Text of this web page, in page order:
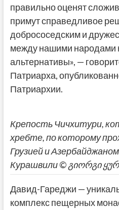
правильно оценят
примут справедливое
добрососедским и
между нашими народами
альтернативы», —
Патриарха,
Патриархии.
Крепость Чичхитури,
хребте, по которому
Грузией и
Курашвили © გიორგი
Давид-Гареджи —
комплекс пещерных